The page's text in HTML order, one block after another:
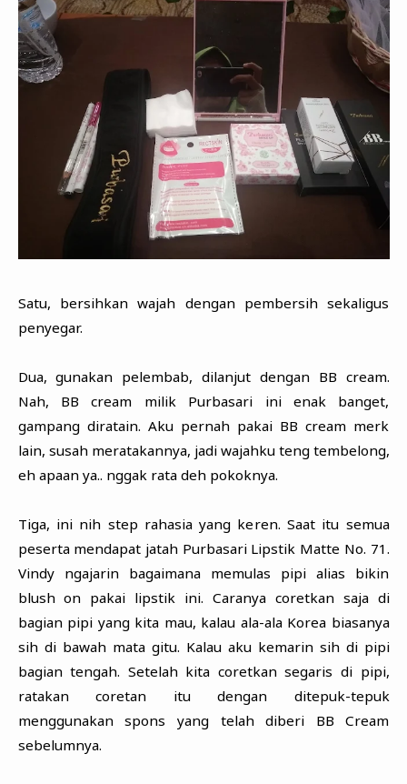
Satu, bersihkan wajah dengan pembersih sekaligus
penyegar.
Dua, gunakan pelembab, dilanjut dengan BB cream.
Nah, BB cream milik Purbasari ini enak banget,
gampang diratain. Aku pernah pakai BB cream merk
lain, susah meratakannya, jadi wajahku teng tembelong,
eh apaan ya.. nggak rata deh pokoknya.
Tiga, ini nih step rahasia yang keren. Saat itu semua
peserta mendapat jatah Purbasari Lipstik Matte No. 71.
Vindy ngajarin bagaimana memulas pipi alias bikin
blush on pakai lipstik ini. Caranya coretkan saja di
bagian pipi yang kita mau, kalau ala-ala Korea biasanya
sih di bawah mata gitu. Kalau aku kemarin sih di pipi
bagian tengah. Setelah kita coretkan segaris di pipi,
ratakan coretan itu dengan ditepuk-tepuk
menggunakan spons yang telah diberi BB Cream
sebelumnya.